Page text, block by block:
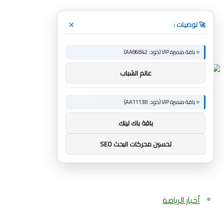
القائمة
عن
أخبار الرياضة
🚀 توصيات : ×
⭐ باقة متميزة VIP (كود: AA86842):
عالم الشباب
⭐ باقة متميزة VIP (كود: AA11138):
باقة باك لينك
تحسين محركات البحث SEO